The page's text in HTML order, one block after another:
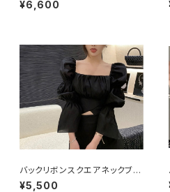
¥6,600
バックリボンスクエアネックブラ
ウス
¥5,500